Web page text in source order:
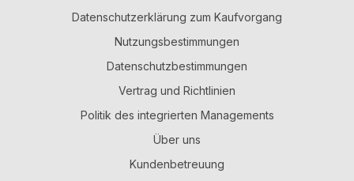
Datenschutzerklärung zum Kaufvorgang
Nutzungsbestimmungen
Datenschutzbestimmungen
Vertrag und Richtlinien
Politik des integrierten Managements
Über uns
Kundenbetreuung